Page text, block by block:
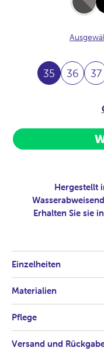
Full-
Marengo
Full-
35 36 37
Hergestellt
Erhalten Sie sie
Einzelheiten
Materialien
Pflege
Versand und